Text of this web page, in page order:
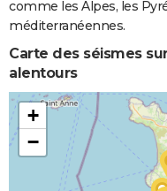
comme les Alpes, les
méditerranéennes.
Carte des séismes
alentours
+
−